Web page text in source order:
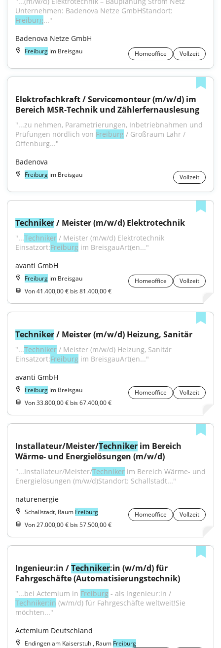
Freiburg..."
Badenova Netze GmbH
Freiburg im Breisgau Homeoffice Vollzeit
Elektrofachkraft / Servicemonteur (m/w/d) im
Bereich MSR-Technik und Zählerfernauslesung
"...zu nehmen, Parametrierungen, Inbetriebnahmen und
Prüfungen nördlich von Freiburg / Großraum Lahr /
Offenburg..."
Badenova
Freiburg im Breisgau Vollzeit
Techniker / Meister (m/w/d) Elektrotechnik
"...Techniker / Meister (m/w/d) Elektrotechnik
Einsatzort:Freiburg im BreisgauArt(en..."
avanti GmbH
Freiburg im Breisgau Homeoffice
Vollzeit
Von 41.400,00 € bis 81.400,00 €
Techniker / Meister (m/w/d) Heizung, Sanitär
"...Techniker / Meister (m/w/d) Heizung, Sanitär
Einsatzort:Freiburg im BreisgauArt(en..."
avanti GmbH
Freiburg im Breisgau Homeoffice
Vollzeit
Von 33.800,00 € bis 67.400,00 €
Installateur/Meister/Techniker im Bereich
Wärme- und Energielösungen (m/w/d)
"...Installateur/Meister/Techniker im Bereich Wärme- und
Energielösungen (m/w/d)Standort: Schallstadt..."
naturenergie
Schallstadt, Raum Freiburg Homeoffice
Vollzeit
Von 27.000,00 € bis 57.500,00 €
Ingenieur:in / Techniker:in (w/m/d) für
Fahrgeschäfte (Automatisierungstechnik)
"...bei Actemium in Freiburg
Techniker:in (w/m/d) für Fahrgeschäfte weltweit!Sie
möchten..."
Actemium Deutschland
Endingen am Kaiserstuhl, Raum Freiburg